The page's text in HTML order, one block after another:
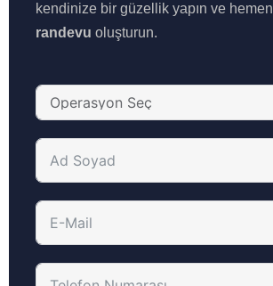
kendinize bir güzellik yapın ve hemen
randevu oluşturun.